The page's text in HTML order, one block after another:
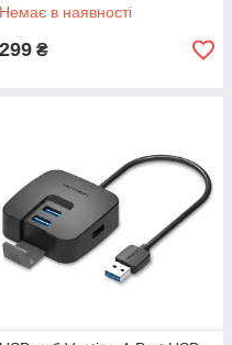
Немає в наявності
299 ₴